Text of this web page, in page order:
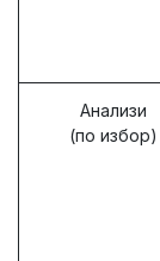
Анализи
(по избор)